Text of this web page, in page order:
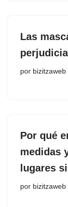
Las
por bizitzaweb
Por qué
medidas
lugares
por bizitzaweb